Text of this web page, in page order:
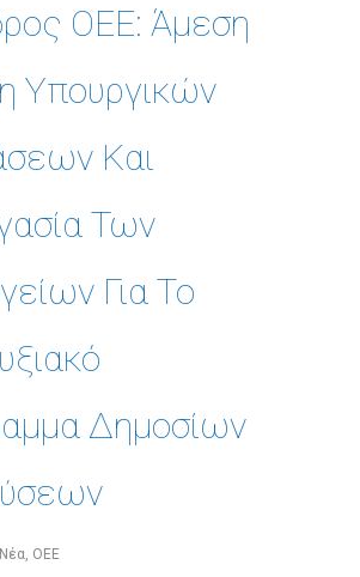
ΟΕΕ: Άμεση
Υπουργικών
Και
Των
Για Το
Δημοσίων
Νέα ΟΕΕ